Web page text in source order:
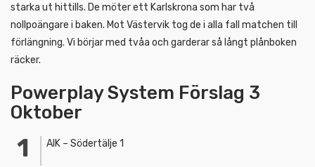
starka ut hittills. De möter ett Karlskrona som har två
nollpoängare i baken. Mot Västervik tog de i alla fall matchen till
förlängning. Vi börjar med tvåa och garderar så långt plånboken
räcker.
Powerplay System Förslag 3
Oktober
AIK – Södertälje 1